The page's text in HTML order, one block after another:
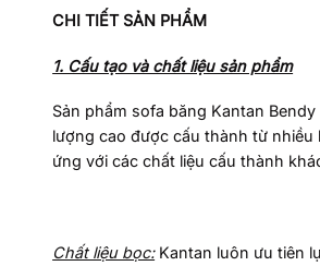
CHI TIẾT SẢN PHẨM
1. Cấu tạo và chất liệu sản phẩm
Sản phẩm sofa băng Kantan Bendy
lượng cao được cấu thành từ nhiều
ứng với các chất liệu cấu thành
Chất liệu bọc:Kantan luôn ưu tiên